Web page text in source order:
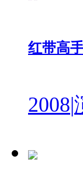
红带高
2008|